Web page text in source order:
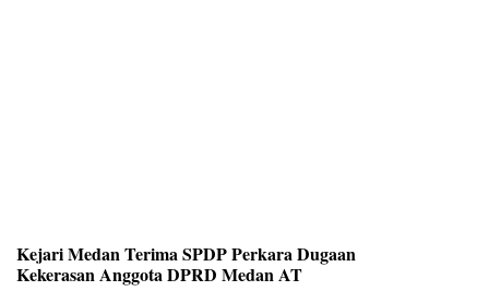
Kejari Medan Terima SPDP Perkara Dugaan
Kekerasan Anggota DPRD Medan AT